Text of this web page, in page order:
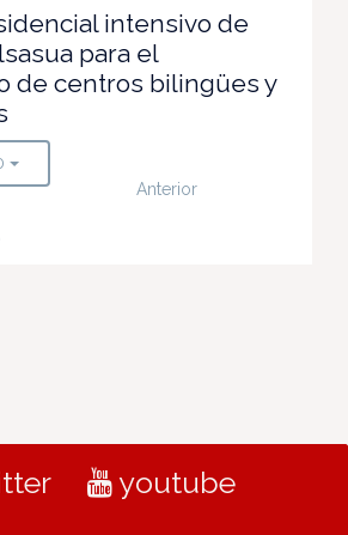
intensivo de
para el
de centros bilingües y
Anterior
youtube